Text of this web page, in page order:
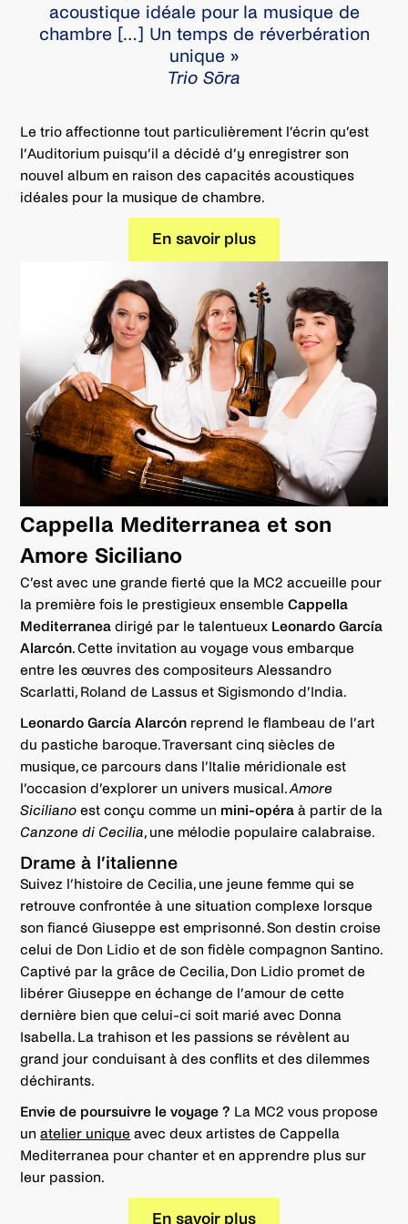
acoustique idéale pour la musique de
chambre […] Un temps de réverbération
unique »
Trio Sōra
Le trio affectionne tout particulièrement l’écrin qu’est
l’Auditorium puisqu’il a décidé d’y enregistrer son
nouvel album en raison des capacités acoustiques
idéales pour la musique de chambre.
En savoir plus
Cappella Mediterranea et son
Amore Siciliano
C’est avec une grande fierté que la MC2 accueille pour
la première fois le prestigieux ensembleCappella
Mediterranea dirigé par le talentueux Leonardo García
Alarcón. Cette invitation au voyage vous embarque
entre les œuvres des compositeurs Alessandro
Scarlatti, Roland de Lassus et Sigismondo d’India.
Leonardo García Alarcón reprend le flambeau de l’art
du pastiche baroque. Traversant cinq siècles de
musique, ce parcours dans l’Italie méridionale est
l’occasion d’explorer un univers musical.Amore
Siciliano est conçu comme un mini-opéra à partir de la
Canzone di Cecilia, une mélodie populaire calabraise.
Drame à l’italienne
Suivez l’histoire de Cecilia, une jeune femme qui se
retrouve confrontée à une situation complexe lorsque
son fiancé Giuseppe est emprisonné. Son destin croise
celui de Don Lidio et de son fidèle compagnon Santino.
Captivé par la grâce de Cecilia, Don Lidio promet de
libérer Giuseppe en échange de l’amour de cette
dernière bien que celui-ci soit marié avec Donna
Isabella. La trahison et les passions se révèlent au
grand jour conduisant à des conflits et des dilemmes
déchirants.
Envie de poursuivre le voyage ? La MC2 vous propose
unatelier unique avec deux artistes de Cappella
Mediterranea pour chanter et en apprendre plus sur
leur passion.
En savoir plus